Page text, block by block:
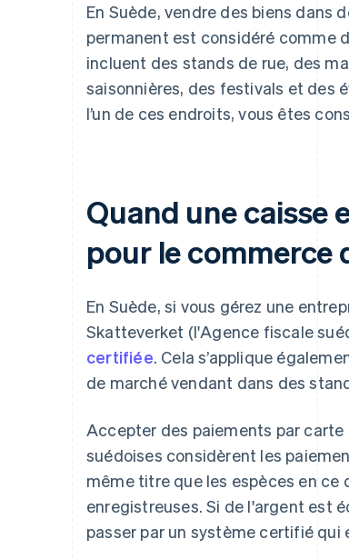
En Suède, vendre des biens dans
permanent est considéré comme
incluent des stands de rue, des
saisonnières, des festivals et des
l’un de ces endroits, vous êtes
Quand une caisse
pour le commerce
En Suède, si vous gérez une
Skatteverket (l'Agence fiscale
certifiée. Cela s’applique
de marché vendant dans des
Accepter des paiements par carte
suédoises considèrent les
même titre que les espèces en ce
enregistreuses. Si de l'argent est
passer par un système certifié